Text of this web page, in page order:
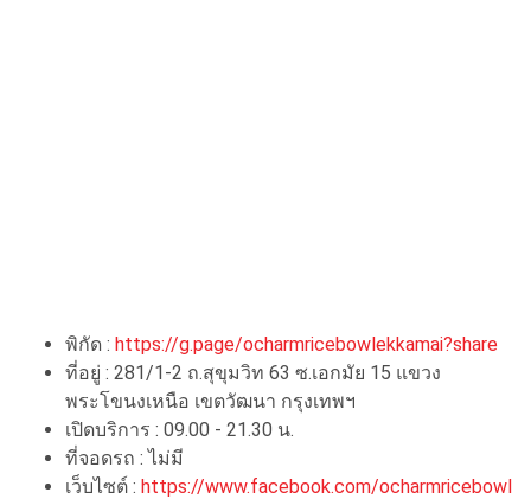
พิกัด : https://g.page/ocharmricebowlekkamai?share
ที่อยู่ : 281/1-2 ถ.สุขุมวิท 63 ซ.เอกมัย 15 แขวง
พระโขนงเหนือ เขตวัฒนา กรุงเทพฯ
เปิดบริการ : 09.00 - 21.30 น.
ที่จอดรถ : ไม่มี
เว็บไซต์ : https://www.facebook.com/ocharmricebowl